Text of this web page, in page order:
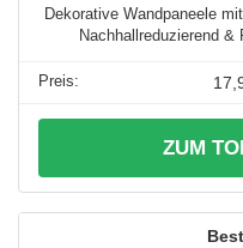
Dekorative Wandpaneele
Nachhallreduzierend &
ZUM